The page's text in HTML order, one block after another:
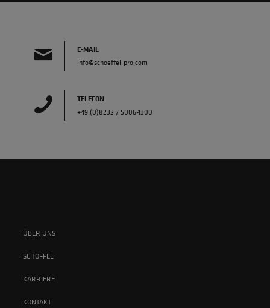
E-MAIL
info@schoeffel-pro.com
TELEFON
+49 (0)8232 / 5006-1300
ÜBER UNS
SCHÖFFEL
KARRIERE
KONTAKT